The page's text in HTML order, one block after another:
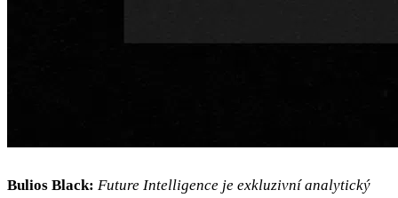
Bulios Black: Future Intelligence je exkluzivní analytický